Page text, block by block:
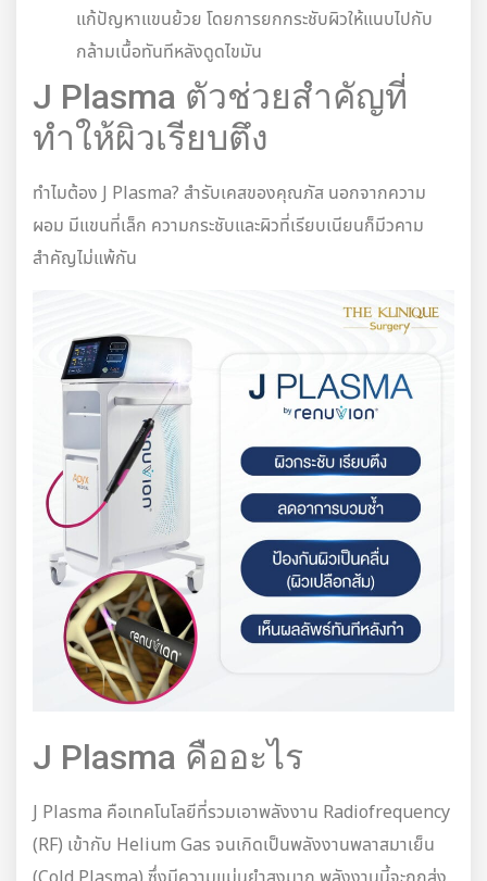
แก้ปัญหาแขนย้วย โดยการยกกระชับผิวให้แนบไปกับ
กล้ามเนื้อทันทีหลังดูดไขมัน
J Plasma ตัวช่วยสำคัญที่
ทำให้ผิวเรียบตึง
ทำไมต้อง J Plasma? สำรับเคสของคุณภัส นอกจากความ
ผอม มีแขนที่เล็ก ความกระชับและผิวที่เรียบเนียนก็มีวคาม
สำคัญไม่แพ้กัน
J Plasma คืออะไร
J Plasma คือเทคโนโลยีที่รวมเอาพลังงาน Radiofrequency
(RF) เข้ากับ Helium Gas จนเกิดเป็นพลังงานพลาสมาเย็น